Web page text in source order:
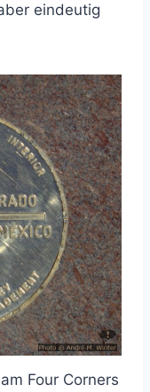
eindeutig
Four Corners